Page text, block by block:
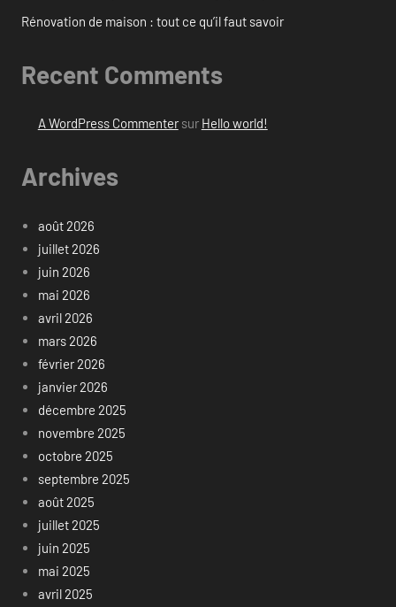
Rénovation de maison : tout ce qu’il faut savoir
Recent Comments
A WordPress Commentersur Hello world!
Archives
août 2026
juillet 2026
juin 2026
mai 2026
avril 2026
mars 2026
février 2026
janvier 2026
décembre 2025
novembre 2025
octobre 2025
septembre 2025
août 2025
juillet 2025
juin 2025
mai 2025
avril 2025